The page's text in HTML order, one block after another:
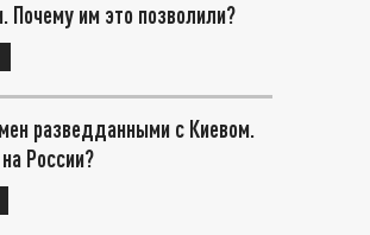
Почему им это позволили?
разведданными с Киевом.
России?